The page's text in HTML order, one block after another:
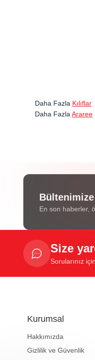
Daha Fazla Kılıflar
Daha Fazla Araree
En son haberler,
Size
Sorularınız
Kurumsal
Hakkımızda
Gizlilik ve Güvenlik